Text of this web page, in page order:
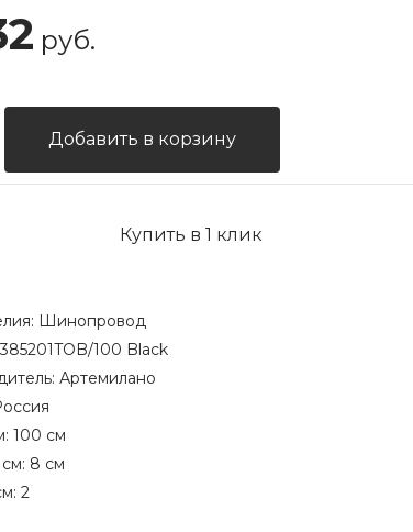
руб.
Добавить в корзину
Купить в 1 клик
Шинопровод
385201TOB/100 Black
Артемилано
100 см
8 см
2